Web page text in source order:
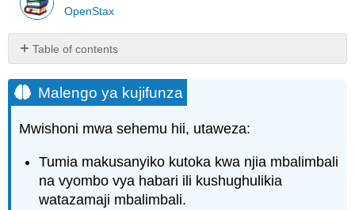
OpenStax
Table of contents
ya
kujifunza
Lens
Icon
Visual
Style
Icon
Malengo ya kujifunza
Mwishoni mwa sehemu hii, utaweza:
Tumia makusanyiko kutoka kwa njia mbalimbali
na vyombo vya habari ili kushughulikia
watazamaji mbalimbali.